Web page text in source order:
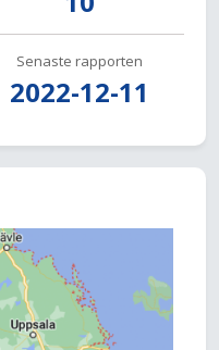
Senaste rapporten
2022-12-11